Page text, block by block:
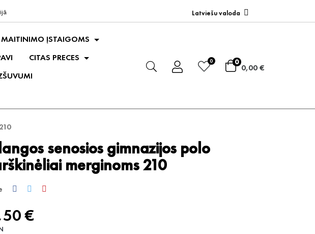
Latviešu valoda
MAITINIMO ĮSTAIGOMS
CITAS PRECES
0 0
0,00 €
senosios gimnazijos polo
merginoms 210
€